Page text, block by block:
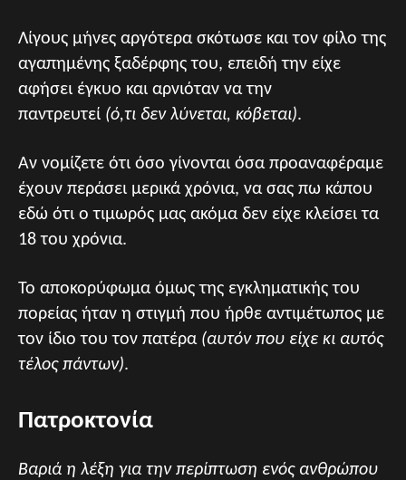
Λίγους μήνες αργότερα σκότωσε και τον φίλο της
αγαπημένης ξαδέρφης του, επειδή την είχε
αφήσει έγκυο και αρνιόταν να την
παντρευτεί (ό,τι δεν λύνεται, κόβεται).
Αν νομίζετε ότι όσο γίνονται όσα προαναφέραμε
έχουν περάσει μερικά χρόνια, να σας πω κάπου
εδώ ότι ο τιμωρός μας ακόμα δεν είχε κλείσει τα
18 του χρόνια.
Το αποκορύφωμα όμως της εγκληματικής του
πορείας ήταν η στιγμή που ήρθε αντιμέτωπος με
τον ίδιο του τον πατέρα (αυτόν που είχε κι αυτός
τέλος πάντων).
Πατροκτονία
Βαριά η λέξη για την περίπτωση ενός ανθρώπου